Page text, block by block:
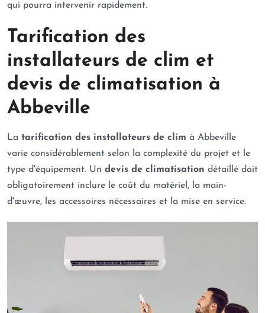
qui pourra intervenir rapidement.
Tarification des
installateurs de clim et
devis de climatisation à
Abbeville
La tarification des installateurs de clim à Abbeville
varie considérablement selon la complexité du projet et le
type d'équipement. Un devis de climatisation détaillé doit
obligatoirement inclure le coût du matériel, la main-
d'œuvre, les accessoires nécessaires et la mise en service.